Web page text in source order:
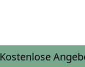
Kostenlose